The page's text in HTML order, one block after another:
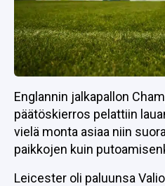
Englannin jalkapallon
päätöskierros pelattiin
vielä monta asiaa niin
paikkojen kuin
Leicester oli paluunsa